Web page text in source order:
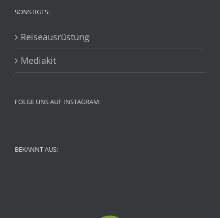
SONSTIGES:
Reiseausrüstung
Mediakit
FOLGE UNS AUF INSTAGRAM:
BEKANNT AUS: